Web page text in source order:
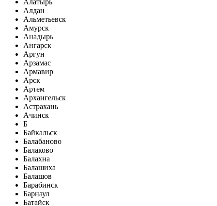
Алатырь
Алдан
Альметьевск
Амурск
Анадырь
Ангарск
Аргун
Арзамас
Армавир
Арск
Артем
Архангельск
Астрахань
Ачинск
Б
Байкальск
Балабаново
Балаково
Балахна
Балашиха
Балашов
Барабинск
Барнаул
Батайск